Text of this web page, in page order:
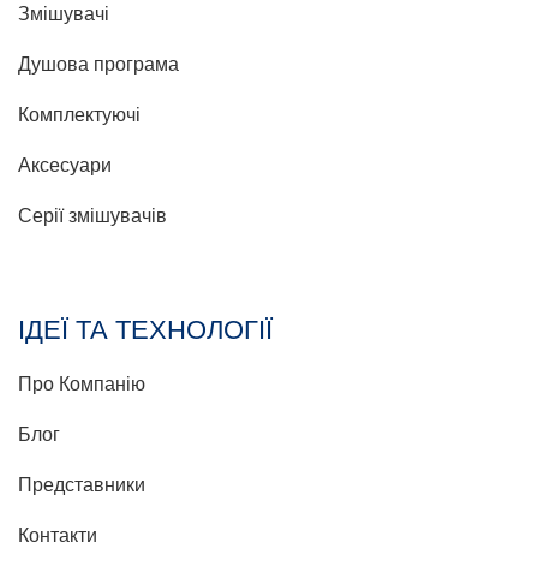
Змішувачі
Душова програма
Комплектуючі
Аксесуари
Серії змішувачів
ІДЕЇ ТА ТЕХНОЛОГІЇ
Про Компанію
Блог
Представники
Контакти